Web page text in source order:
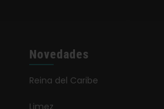
Novedades
Reina del Caribe